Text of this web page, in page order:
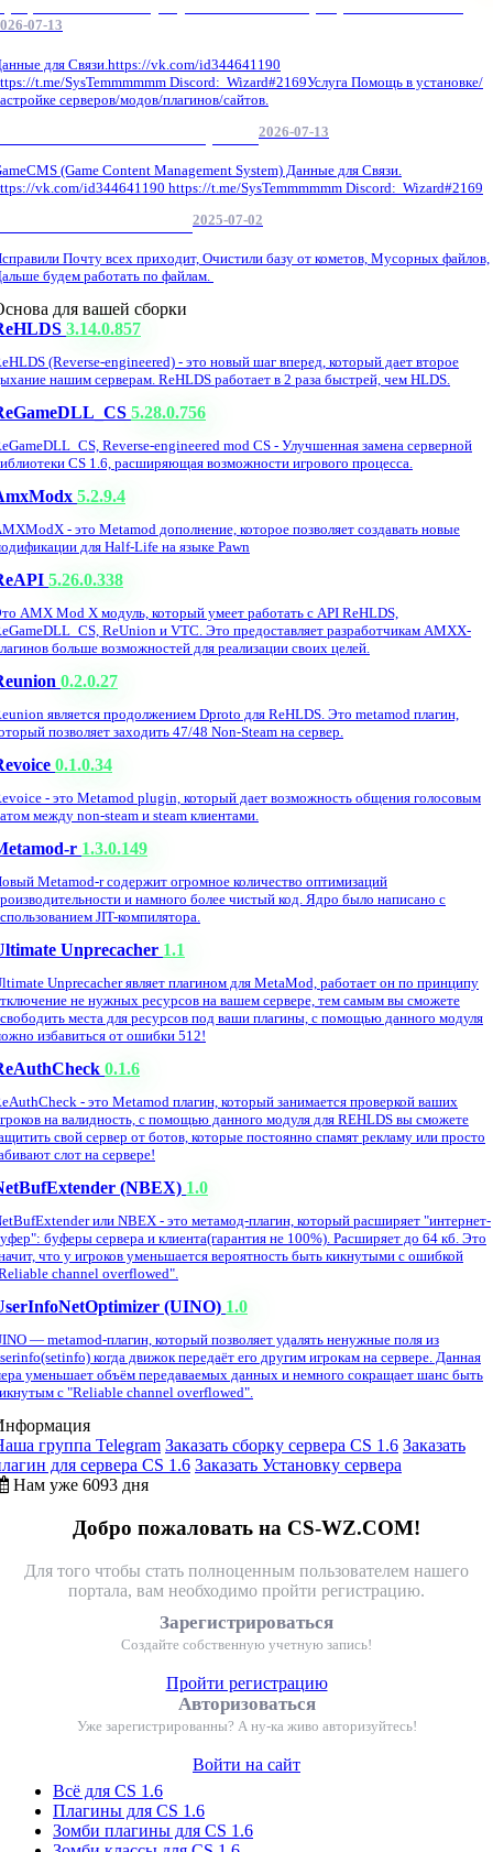
07-13
для Связи.https://vk.com/id344641190
t.me/SysTemmmmmm Discord: Wizard#2169Услуга Помощь в установке/
серверов/модов/плагинов/сайтов.
2026-07-13
(Game Content Management System) Данные для Связи.
vk.com/id344641190 https://t.me/SysTemmmmmm Discord: Wizard#2169
2025-07-02
Почту всех приходит, Очистили базу от кометов, Мусорных файлов,
будем работать по файлам.
для вашей сборки
3.14.0.857
(Reverse-engineered) - это новый шаг вперед, который дает второе
нашим серверам. ReHLDS работает в 2 раза быстрей, чем HLDS.
5.28.0.756
Reverse-engineered mod CS - Улучшенная замена серверной
CS 1.6, расширяющая возможности игрового процесса.
5.2.9.4
- это Metamod дополнение, которое позволяет создавать новые
для Half-Life на языке Pawn
5.26.0.338
AMX Mod X модуль, который умеет работать с API ReHLDS,
ReUnion и VTC. Это предоставляет разработчикам AMXX-
больше возможностей для реализации своих целей.
0.2.0.27
является продолжением Dproto для ReHLDS. Это metamod плагин,
позволяет заходить 47/48 Non-Steam на сервер.
0.1.0.34
- это Metamod plugin, который дает возможность общения голосовым
между non-steam и steam клиентами.
r 1.3.0.149
Metamod-r содержит огромное количество оптимизаций
и намного более чистый код. Ядро было написано с
JIT-компилятора.
Unprecacher 1.1
Unprecacher являет плагином для MetaMod, работает он по принципу
не нужных ресурсов на вашем сервере, тем самым вы сможете
места для ресурсов под ваши плагины, с помощью данного модуля
избавиться от ошибки 512!
0.1.6
- это Metamod плагин, который занимается проверкой ваших
на валидность, с помощью данного модуля для REHLDS вы сможете
свой сервер от ботов, которые постоянно спамят рекламу или просто
слот на сервере!
(NBEX) 1.0
или NBEX - это метамод-плагин, который расширяет "интернет-
буферы сервера и клиента(гарантия не 100%). Расширяет до 64 кб. Это
что у игроков уменьшается вероятность быть кикнутыми с ошибкой
channel overflowed".
(UINO) 1.0
— metamod-плагин, который позволяет удалять ненужные поля из
когда движок передаёт его другим игрокам на сервере. Данная
уменьшает объём передаваемых данных и немного сокращает шанс быть
с "Reliable channel overflowed".
группа Telegram Заказать сборку сервера CS 1.6 Заказать
для сервера CS 1.6 Заказать Установку сервера
Нам уже 6093 дня
Добро пожаловать на CS-WZ.COM!
Для того чтобы стать полноценным пользователем нашего
портала, вам необходимо пройти регистрацию.
Зарегистрироваться
Создайте собственную учетную запись!
Пройти регистрацию
Авторизоваться
Уже зарегистрированны? А ну-ка живо авторизуйтесь!
Войти на сайт
Всё для CS 1.6
Плагины для CS 1.6
Зомби плагины для CS 1.6